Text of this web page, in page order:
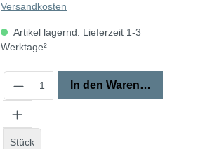
Versandkosten
Artikel lagernd. Lieferzeit 1-3
Werktage²
Stück
In den Warenkorb